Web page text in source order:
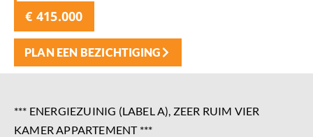
€ 415.000
PLAN EEN BEZICHTIGING
*** ENERGIEZUINIG (LABEL A), ZEER RUIM VIER
KAMER APPARTEMENT ***